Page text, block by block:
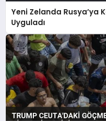
Yeni Zelanda Rusya’ya
Uyguladı